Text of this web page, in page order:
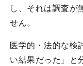
し、それは調査が
せん。
医学的・法的な検
い結果だった」と